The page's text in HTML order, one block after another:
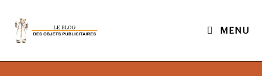
MENU